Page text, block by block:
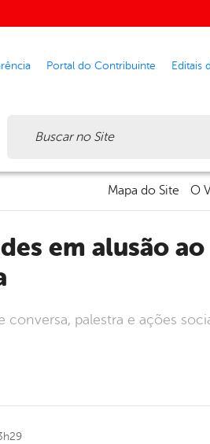
Portal do Contribuinte Editais
Mapa do Site O
palestra e ações